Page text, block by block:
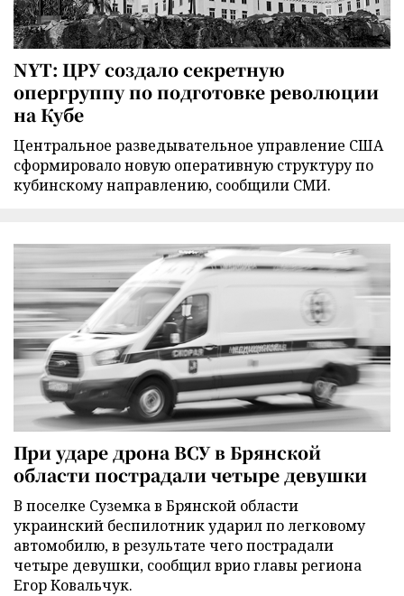
NYT: ЦРУ создало секретную
опергруппу по подготовке революции
на Кубе
Центральное разведывательное управление США
сформировало новую оперативную структуру по
кубинскому направлению, сообщили СМИ.
При ударе дрона ВСУ в Брянской
области пострадали четыре девушки
В поселке Суземка в Брянской области
украинский беспилотник ударил по легковому
автомобилю, в результате чего пострадали
четыре девушки, сообщил врио главы региона
Егор Ковальчук.